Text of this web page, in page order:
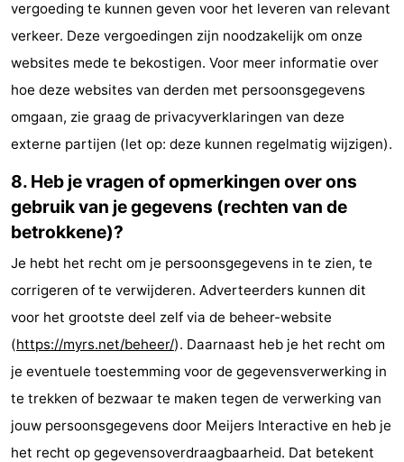
vergoeding te kunnen geven voor het leveren van relevant
verkeer. Deze vergoedingen zijn noodzakelijk om onze
websites mede te bekostigen. Voor meer informatie over
hoe deze websites van derden met persoonsgegevens
omgaan, zie graag de privacyverklaringen van deze
externe partijen (let op: deze kunnen regelmatig wijzigen).
8. Heb je vragen of opmerkingen over ons
gebruik van je gegevens (rechten van de
betrokkene)?
Je hebt het recht om je persoonsgegevens in te zien, te
corrigeren of te verwijderen. Adverteerders kunnen dit
voor het grootste deel zelf via de beheer-website
(https://myrs.net/beheer/). Daarnaast heb je het recht om
je eventuele toestemming voor de gegevensverwerking in
te trekken of bezwaar te maken tegen de verwerking van
jouw persoonsgegevens door Meijers Interactive en heb je
het recht op gegevensoverdraagbaarheid. Dat betekent